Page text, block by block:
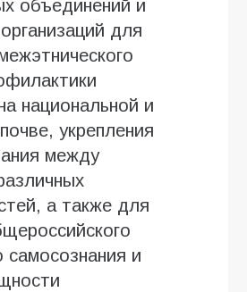
объединений и
для
национальной и
укрепления
между
а также для
самосознания и